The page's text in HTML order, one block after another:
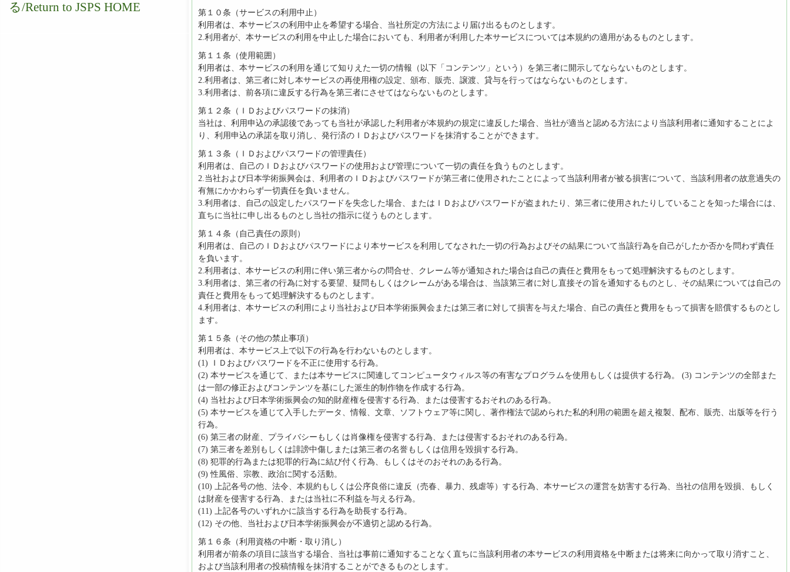
る/Return to JSPS HOME
第１０条（サービスの利用中止）
利用者は、本サービスの利用中止を希望する場合、当社所定の方法により届け出るものとします。
2.利用者が、本サービスの利用を中止した場合においても、利用者が利用した本サービスについては本規約の適用があるものとします。
第１１条（使用範囲）
利用者は、本サービスの利用を通じて知りえた一切の情報（以下「コンテンツ」という）を第三者に開示してならないものとします。
2.利用者は、第三者に対し本サービスの再使用権の設定、頒布、販売、譲渡、貸与を行ってはならないものとします。
3.利用者は、前各項に違反する行為を第三者にさせてはならないものとします。
第１２条（ＩＤおよびパスワードの抹消）
当社は、利用申込の承認後であっても当社が承認した利用者が本規約の規定に違反した場合、当社が適当と認める方法により当該利用者に通知することによ
り、利用申込の承諾を取り消し、発行済のＩＤおよびパスワードを抹消することができます。
第１３条（ＩＤおよびパスワードの管理責任）
利用者は、自己のＩＤおよびパスワードの使用および管理について一切の責任を負うものとします。
2.当社および日本学術振興会は、利用者のＩＤおよびパスワードが第三者に使用されたことによって当該利用者が被る損害について、当該利用者の故意過失の
有無にかかわらず一切責任を負いません。
3.利用者は、自己の設定したパスワードを失念した場合、またはＩＤおよびパスワードが盗まれたり、第三者に使用されたりしていることを知った場合には、
直ちに当社に申し出るものとし当社の指示に従うものとします。
第１４条（自己責任の原則）
利用者は、自己のＩＤおよびパスワードにより本サービスを利用してなされた一切の行為およびその結果について当該行為を自己がしたか否かを問わず責任
を負います。
2.利用者は、本サービスの利用に伴い第三者からの問合せ、クレーム等が通知された場合は自己の責任と費用をもって処理解決するものとします。
3.利用者は、第三者の行為に対する要望、疑問もしくはクレームがある場合は、当該第三者に対し直接その旨を通知するものとし、その結果については自己の
責任と費用をもって処理解決するものとします。
4.利用者は、本サービスの利用により当社および日本学術振興会または第三者に対して損害を与えた場合、自己の責任と費用をもって損害を賠償するものとし
ます。
第１５条（その他の禁止事項）
利用者は、本サービス上で以下の行為を行わないものとします。
(1) ＩＤおよびパスワードを不正に使用する行為。
(2) 本サービスを通じて、または本サービスに関連してコンピュータウィルス等の有害なプログラムを使用もしくは提供する行為。 (3) コンテンツの全部また
は一部の修正およびコンテンツを基にした派生的制作物を作成する行為。
(4) 当社および日本学術振興会の知的財産権を侵害する行為、または侵害するおそれのある行為。
(5) 本サービスを通じて入手したデータ、情報、文章、ソフトウェア等に関し、著作権法で認められた私的利用の範囲を超え複製、配布、販売、出版等を行う
行為。
(6) 第三者の財産、プライバシーもしくは肖像権を侵害する行為、または侵害するおそれのある行為。
(7) 第三者を差別もしくは誹謗中傷しまたは第三者の名誉もしくは信用を毀損する行為。
(8) 犯罪的行為または犯罪的行為に結び付く行為、もしくはそのおそれのある行為。
(9) 性風俗、宗教、政治に関する活動。
(10) 上記各号の他、法令、本規約もしくは公序良俗に違反（売春、暴力、残虐等）する行為、本サービスの運営を妨害する行為、当社の信用を毀損、もしく
は財産を侵害する行為、または当社に不利益を与える行為。
(11) 上記各号のいずれかに該当する行為を助長する行為。
(12) その他、当社および日本学術振興会が不適切と認める行為。
第１６条（利用資格の中断・取り消し）
利用者が前条の項目に該当する場合、当社は事前に通知することなく直ちに当該利用者の本サービスの利用資格を中断または将来に向かって取り消すこと、
および当該利用者の投稿情報を抹消することができるものとします。